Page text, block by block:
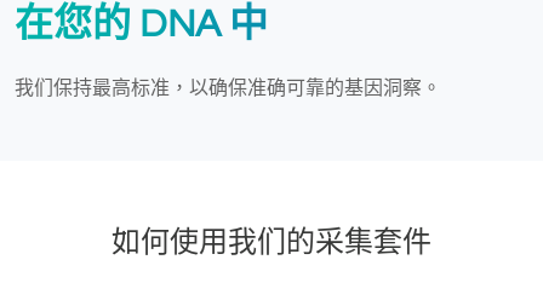
在您的 DNA 中
我们保持最高标准，以确保准确可靠的基因洞察。
如何使用我们的采集套件